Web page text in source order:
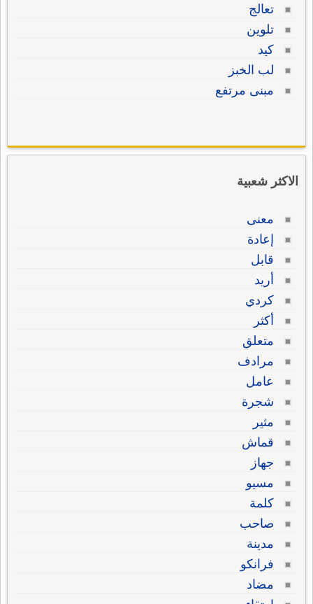
تعالج
تلوين
كيد
لب الخبز
مبنى مرتفع
الاكثر شعبية
معنى
إعادة
قابل
أريد
كردي
أكثر
متعلق
مرادف
عامل
شجرة
مثير
قماش
جهاز
مسيو
كلمة
صاحب
مدينة
فرانكو
مضاد